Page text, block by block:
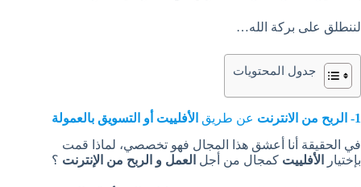
لننطلق على بركة الله…
جدول المحتويات
1- الربح من الانترنت عن طريق الأفلييت أو التسويق بالعمولة
في الحقيقة أنا أعشق هذا المجال فهو تخصصي، لماذا قمت
بإختيار
الأفلييت كمجال من أجل العمل و الربح من الإنترنت ؟